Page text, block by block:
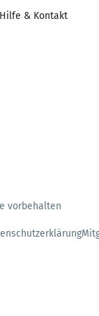
Hilfe & Kontakt
vorbehalten